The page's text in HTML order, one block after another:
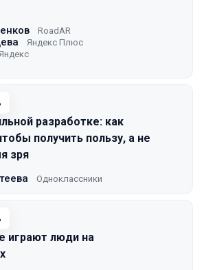
RoadAR
Яндекс Плюс
разработке: как
получить пользу, а не
зря
Одноклассники
играют люди на